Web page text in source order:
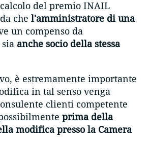
del premio INAIL
che l'amministratore di una
un compenso da
anche socio della stessa
è estremamente importante
in tal senso venga
clienti competente
prima della
modifica presso la Camera